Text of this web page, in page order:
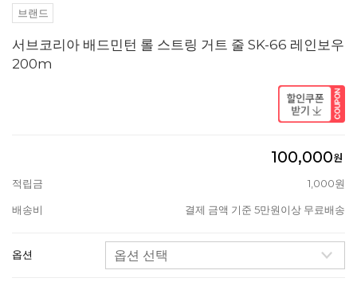
브랜드
서브코리아 배드민턴 롤 스트링 거트 줄 SK-66 레인보우
200m
100,000원
적립금
1,000원
배송비 결제 금액 기준 5만원이상 무료배송
옵션